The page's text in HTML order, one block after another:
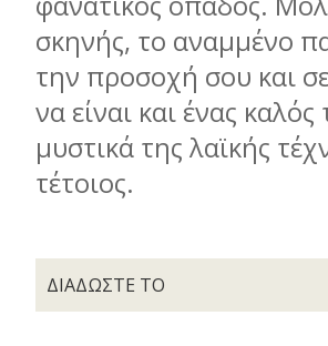
σκηνής, το αναμμένο
την προσοχή σου και
να είναι και ένας
μυστικά της λαϊκής
τέτοιος.
ΔΙΑΔΩΣΤΕ ΤΟ